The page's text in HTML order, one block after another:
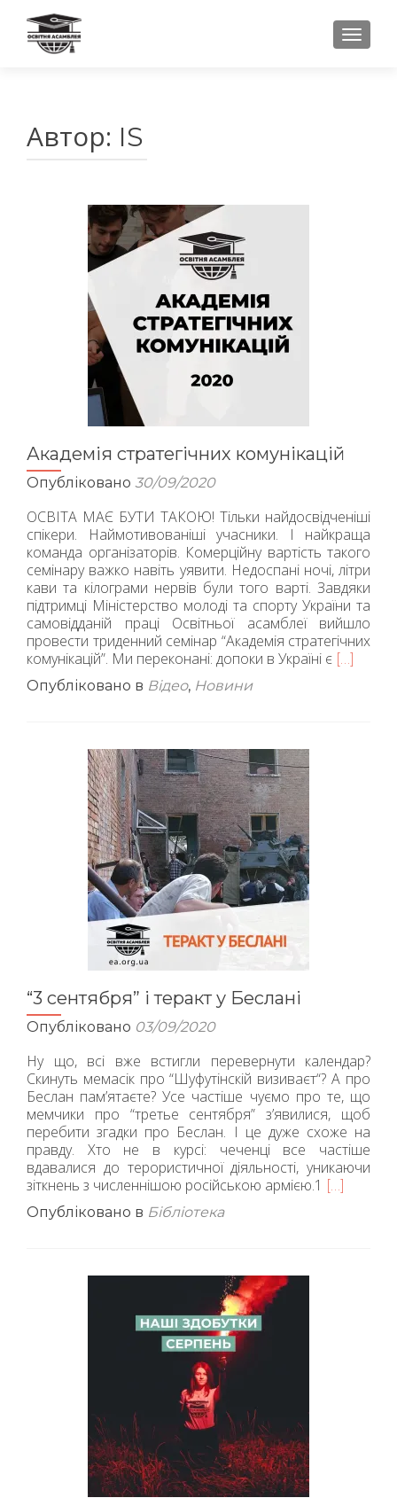
Автор: IS
Академія стратегічних комунікацій
Опубліковано 30/09/2020
ОСВІТА МАЄ БУТИ ТАКОЮ! Тільки найдосвідченіші
спікери. Наймотивованіші учасники. І найкраща
команда організаторів. Комерційну вартість такого
семінару важко навіть уявити. Недоспані ночі, літри
кави та кілограми нервів були того варті. Завдяки
підтримці Міністерство молоді та спорту України та
самовідданій праці Освітньої асамблеї вийшло
провести триденний семінар “Академія стратегічних
комунікацій”. Ми переконані: допоки в Україні є Читати
[…]
Опубліковано в Відео, Новини
“3 сентября” і теракт у Беслані
Опубліковано 03/09/2020
Ну що, всі вже встигли перевернути календар?
Скинуть мемасік про “Шуфутінскій визиваєт“? А про
Беслан пам’ятаєте? Усе частіше чуємо про те, що
мемчики про “третье сентября” з’явилися, щоб
перебити згадки про Беслан. І це дуже схоже на
правду. Хто не в курсі: чеченці все частіше
вдавалися до терористичної діяльності, уникаючи
зіткнень з численнішою російською армією.1 Читати
[…]
Опубліковано в Бібліотека